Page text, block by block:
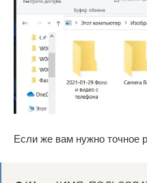
Если же вам нужно точное